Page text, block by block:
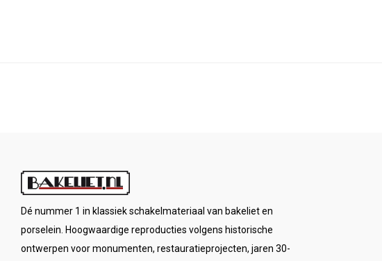
Dé nummer 1 in klassiek schakelmateriaal van bakeliet en
porselein. Hoogwaardige reproducties volgens historische
ontwerpen voor monumenten, restauratieprojecten, jaren 30-